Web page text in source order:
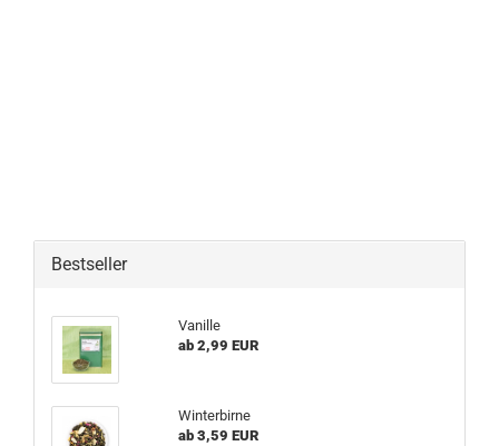
Bestseller
Vanille
ab 2,99 EUR
Winterbirne
ab 3,59 EUR